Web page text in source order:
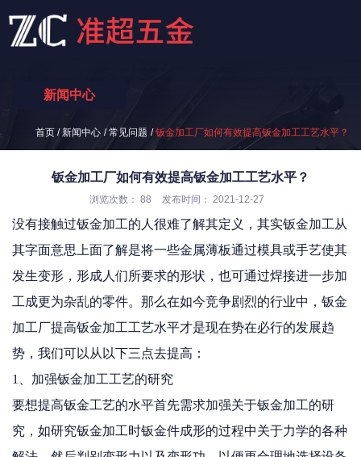
新闻中心
首页 /新闻中心 /常见问题 /钣金加工厂如何有效提高钣金加工工艺水平？
钣金加工厂如何有效提高钣金加工工艺水平？
浏览次数： 88 发布时间： 2021-12-27
没有接触过钣金加工的人很难了解其定义，其实钣金加工从
其字面意思上面了解是将一些金属薄板通过模具或手艺使其
发生变形，形成人们所要求的形状，也可通过焊接进一步加
工成更为杂乱的零件。那么在如今竞争剧烈的行业中，钣金
加工厂提高钣金加工工艺水平才是现在势在必行的发展趋
势，我们可以从以下三点去提高：
1、加强钣金加工工艺的研究
要想提高钣金工艺的水平首先需求加强关于钣金加工的研
究，如研究钣金加工时钣金件成形的过程中关于力学的各种